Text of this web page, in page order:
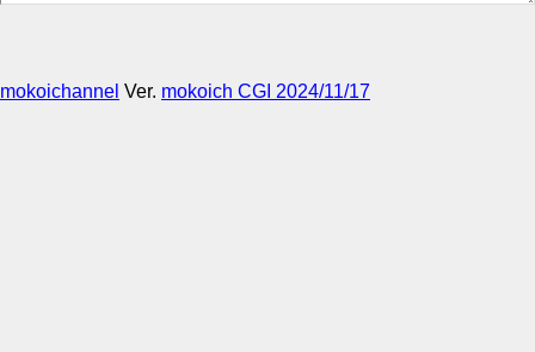
mokoichannel Ver. mokoich CGI 2024/11/17